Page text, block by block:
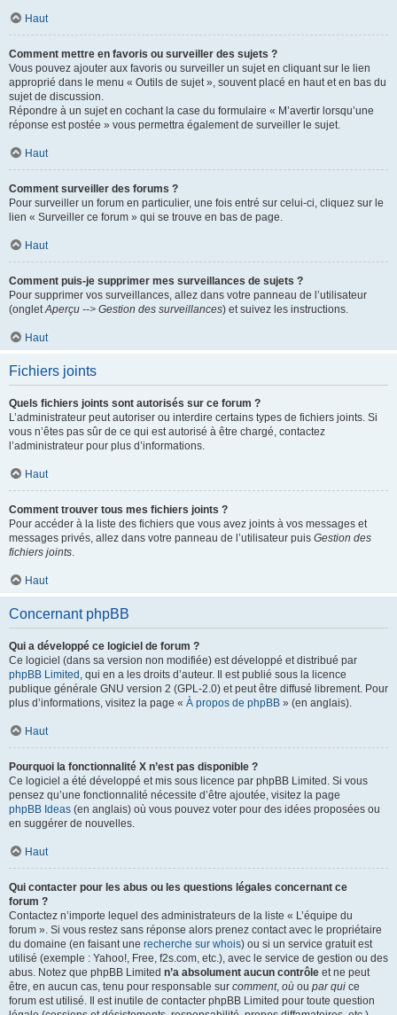
Haut
Comment mettre en favoris ou surveiller des sujets ?
Vous pouvez ajouter aux favoris ou surveiller un sujet en cliquant sur le lien
approprié dans le menu « Outils de sujet », souvent placé en haut et en bas du
sujet de discussion.
Répondre à un sujet en cochant la case du formulaire « M’avertir lorsqu’une
réponse est postée » vous permettra également de surveiller le sujet.
Haut
Comment surveiller des forums ?
Pour surveiller un forum en particulier, une fois entré sur celui-ci, cliquez sur le
lien « Surveiller ce forum » qui se trouve en bas de page.
Haut
Comment puis-je supprimer mes surveillances de sujets ?
Pour supprimer vos surveillances, allez dans votre panneau de l’utilisateur
(ongletAperçu --> Gestion des surveillances) et suivez les instructions.
Haut
Fichiers joints
Quels fichiers joints sont autorisés sur ce forum ?
L’administrateur peut autoriser ou interdire certains types de fichiers joints. Si
vous n’êtes pas sûr de ce qui est autorisé à être chargé, contactez
l’administrateur pour plus d’informations.
Haut
Comment trouver tous mes fichiers joints ?
Pour accéder à la liste des fichiers que vous avez joints à vos messages et
messages privés, allez dans votre panneau de l’utilisateur puis Gestion des
fichiers joints.
Haut
Concernant phpBB
Qui a développé ce logiciel de forum ?
Ce logiciel (dans sa version non modifiée) est développé et distribué par
phpBB Limited , qui en a les droits d’auteur. Il est publié sous la licence
publique générale GNU version 2 (GPL-2.0) et peut être diffusé librement. Pour
plus d’informations, visitez la page « À propos de phpBB » (en anglais).
Haut
Pourquoi la fonctionnalité X n’est pas disponible ?
Ce logiciel a été développé et mis sous licence par phpBB Limited. Si vous
pensez qu’une fonctionnalité nécessite d’être ajoutée, visitez la page
phpBB Ideas (en anglais) où vous pouvez voter pour des idées proposées ou
en suggérer de nouvelles.
Haut
Qui contacter pour les abus ou les questions légales concernant ce
forum ?
Contactez n’importe lequel des administrateurs de la liste « L’équipe du
forum ». Si vous restez sans réponse alors prenez contact avec le propriétaire
du domaine (en faisant une recherche sur whois) ou si un service gratuit est
utilisé (exemple : Yahoo!, Free, f2s.com, etc.), avec le service de gestion ou des
abus. Notez que phpBB Limited n’a absolument aucun contrôle et ne peut
être, en aucun cas, tenu pour responsable sur comment, où ou par qui ce
forum est utilisé. Il est inutile de contacter phpBB Limited pour toute question